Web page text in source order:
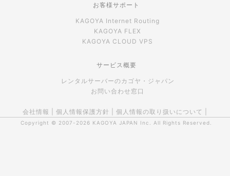
お客様サポート
KAGOYA Internet Routing
KAGOYA FLEX
KAGOYA CLOUD VPS
サービス概要
レンタルサーバーのカゴヤ・ジャパン
お問い合わせ窓口
会社情報 個人情報保護方針 個人情報の取り扱いについて
Copyright © 2007-2026 KAGOYA JAPAN Inc. All Rights Reserved.